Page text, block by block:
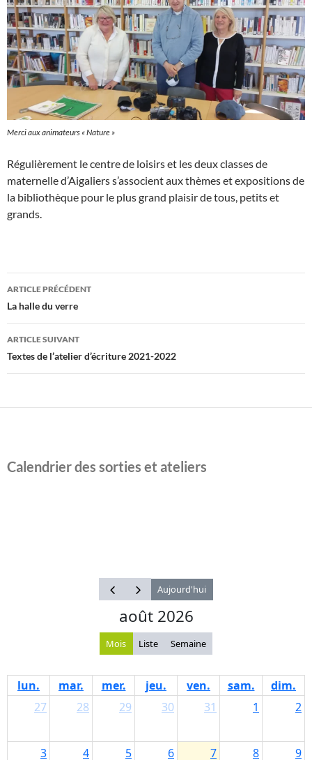
Merci aux animateurs « Nature »
Régulièrement le centre de loisirs et les deux classes de
maternelle d’Aigaliers s’associent aux thèmes et expositions de
la bibliothèque pour le plus grand plaisir de tous, petits et
grands.
Navigation
des
articles
ARTICLE PRÉCÉDENT
La halle du verre
ARTICLE SUIVANT
Textes de l’atelier d’écriture 2021-2022
Calendrier des sorties et ateliers